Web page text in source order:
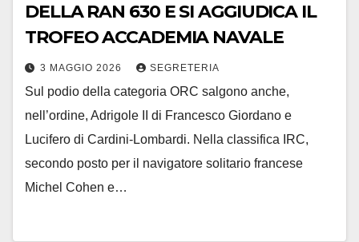
DELLA RAN 630 E SI AGGIUDICA IL
TROFEO ACCADEMIA NAVALE
3 MAGGIO 2026 SEGRETERIA
Sul podio della categoria ORC salgono anche,
nell’ordine, Adrigole II di Francesco Giordano e
Lucifero di Cardini-Lombardi. Nella classifica IRC,
secondo posto per il navigatore solitario francese
Michel Cohen e…